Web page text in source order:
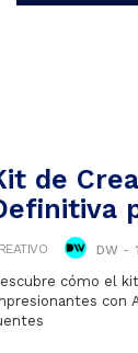
de
DW -
cómo el
con